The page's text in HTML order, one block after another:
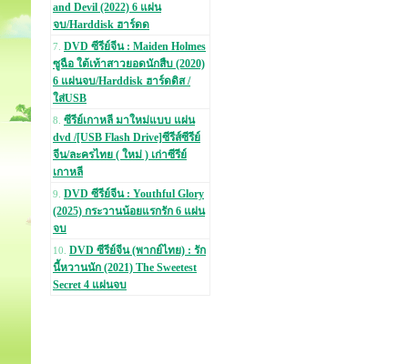
and Devil (2022) 6 แผ่น
จบ/Harddisk ฮาร์ดด
7. DVD ซีรีย์จีน : Maiden Holmes
ซูฉือ ใต้เท้าสาวยอดนักสืบ (2020)
6 แผ่นจบ/Harddisk ฮาร์ดดิส /
ใส่USB
8. ซีรีย์เกาหลี มาใหม่แบบ แผ่น
dvd /[USB Flash Drive]ซีรีส์ซีรีย์
จีน/ละครไทย ( ใหม่ ) เก่าซีรีย์
เกาหลี
9. DVD ซีรีย์จีน : Youthful Glory
(2025) กระวานน้อยแรกรัก 6 แผ่น
จบ
10. DVD ซีรีย์จีน (พากย์ไทย) : รัก
นี้หวานนัก (2021) The Sweetest
Secret 4 แผ่นจบ